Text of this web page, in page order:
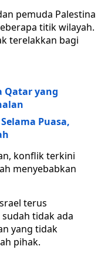
pemuda Palestina
titik wilayah.
terelakkan bagi
Qatar yang
Puasa,
konflik terkini
menyebabkan
terus
tidak ada
yang tidak
pihak.